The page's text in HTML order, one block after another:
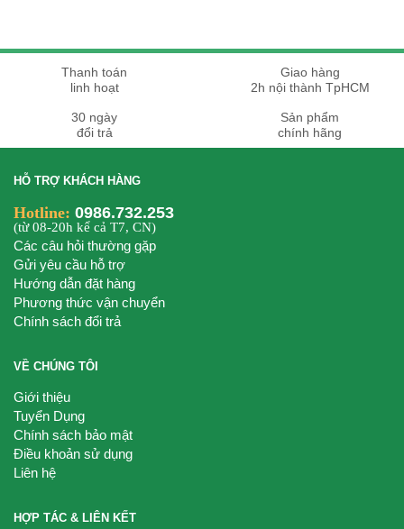
Thanh toán
linh hoạt
Giao hàng
2h nội thành TpHCM
30 ngày
đổi trả
Sản phẩm
chính hãng
HỖ TRỢ KHÁCH HÀNG
Hotline: 0986.732.253
(từ 08-20h kể cả T7, CN)
Các câu hỏi thường gặp
Gửi yêu cầu hỗ trợ
Hướng dẫn đặt hàng
Phương thức vận chuyển
Chính sách đổi trả
VỀ CHÚNG TÔI
Giới thiệu
Tuyển Dụng
Chính sách bảo mật
Điều khoản sử dụng
Liên hệ
HỢP TÁC & LIÊN KẾT